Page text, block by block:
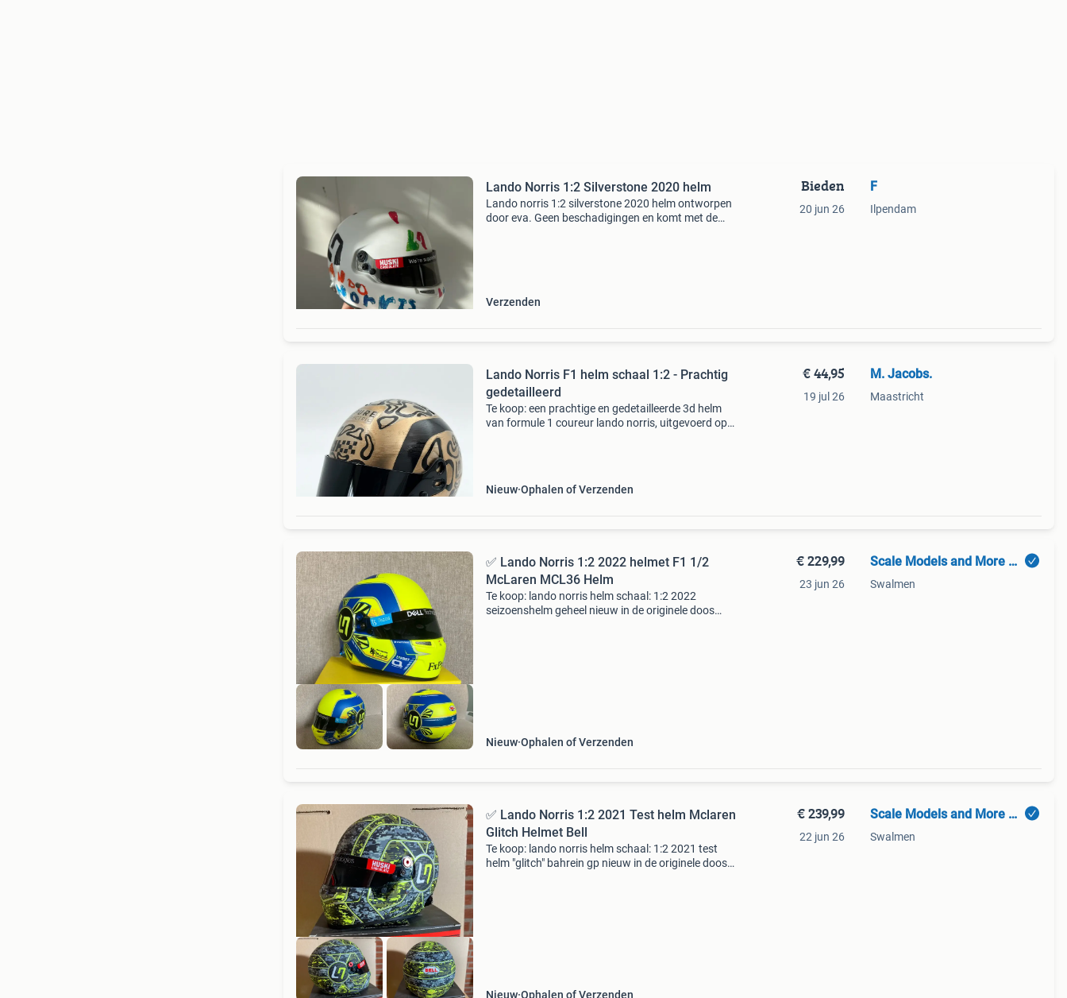
Lando Norris 1:2 Silverstone 2020 helm
Lando norris 1:2 silverstone 2020 helm ontworpen
door eva. Geen beschadigingen en komt met de
Verzenden
Bieden
20 jun 26
F
Ilpendam
Lando Norris F1 helm schaal 1:2 - Prachtig
gedetailleerd
Te koop: een prachtige en gedetailleerde 3d helm
van formule 1 coureur lando norris, uitgevoerd op
Nieuw Ophalen of Verzenden
€ 44,95
19 jul 26
M. Jacobs.
Maastricht
✅ Lando Norris 1:2 2022 helmet F1 1/2
McLaren MCL36 Helm
Te koop: lando norris helm schaal: 1:2 2022
seizoenshelm geheel nieuw in de originele doos
Nieuw Ophalen of Verzenden
€ 229,99
23 jun 26
Scale Models and More NL
Swalmen
✅ Lando Norris 1:2 2021 Test helm Mclaren
Glitch Helmet Bell
Te koop: lando norris helm schaal: 1:2 2021 test
helm "glitch" bahrein gp nieuw in de originele doos
Nieuw Ophalen of Verzenden
€ 239,99
22 jun 26
Scale Models and More NL
Swalmen